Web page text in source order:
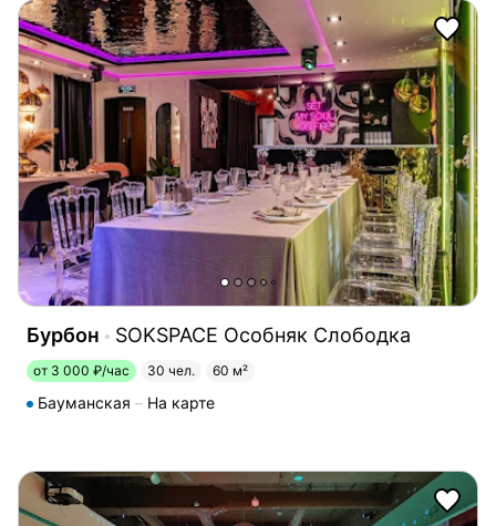
Бурбон SOKSPACE Особняк Слободка
от 3 000 ₽/час 30 чел. 60 м²
Бауманская На карте